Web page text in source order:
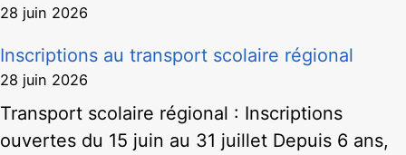
28 juin 2026
Inscriptions au transport scolaire régional
28 juin 2026
Transport scolaire régional : Inscriptions
ouvertes du 15 juin au 31 juillet Depuis 6 ans,